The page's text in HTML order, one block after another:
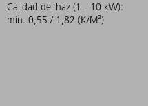
Calidad del haz (1 - 10 kW):
mín. 0,55 / 1,82 (K/M²)